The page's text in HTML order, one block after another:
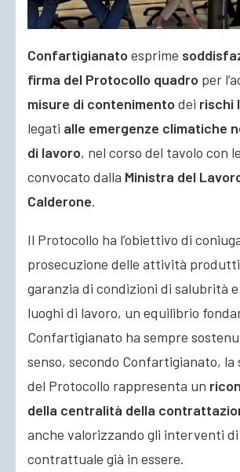
Confartigianato esprime
firma del Protocollo quadro per
misure di contenimento dei rischi
legati alle emergenze climatiche
di lavoro, nel corso del tavolo con
convocato dalla Ministra del
Calderone.
Il Protocollo ha l’obiettivo di
prosecuzione delle attività
garanzia di condizioni di salubrità
luoghi di lavoro, un equilibrio
Confartigianato ha sempre
senso, secondo Confartigianato,
del Protocollo rappresenta un
della centralità della
anche valorizzando gli interventi
contrattuale già in essere.